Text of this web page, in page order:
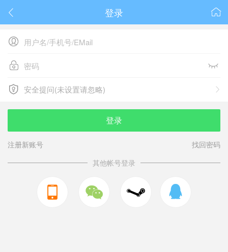
 
登录

 
 
安全提问(未设置请忽略)
安全提问(未设置请忽略)
登录
注册新账号
找回密码
其他帐号登录
  